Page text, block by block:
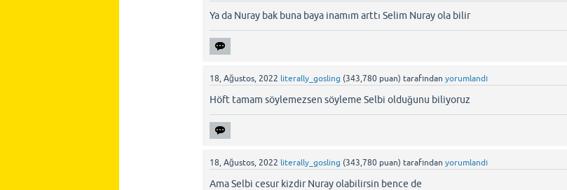
Ya da Nuray bak buna baya inamım arttı Selim Nuray ola bilir
18, Ağustos, 2022 literally_gosling (343,780 puan) tarafından yorumlandı
Höft tamam söylemezsen söyleme Selbi olduǧunu biliyoruz
18, Ağustos, 2022 literally_gosling (343,780 puan) tarafından yorumlandı
Ama Selbi cesur kizdir Nuray olabilirsin bence de